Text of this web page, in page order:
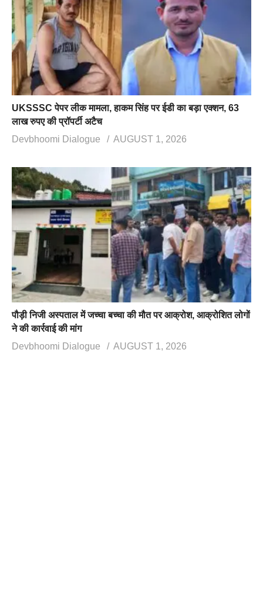
UKSSSC पेपर लीक मामला, हाकम सिंह पर ईडी का बड़ा एक्शन, 63
लाख रुपए की प्रॉपर्टी अटैच
Devbhoomi Dialogue
AUGUST 1, 2026
पौड़ी निजी अस्पताल में जच्चा बच्चा की मौत पर आक्रोश, आक्रोशित लोगों
ने की कार्रवाई की मांग
Devbhoomi Dialogue
AUGUST 1, 2026